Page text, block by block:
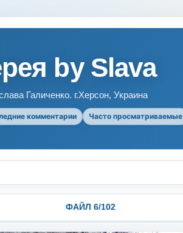
by Slava
Галиченко. г.Херсон, Украина
комментарии Часто просматриваемые
ФАЙЛ 6/102